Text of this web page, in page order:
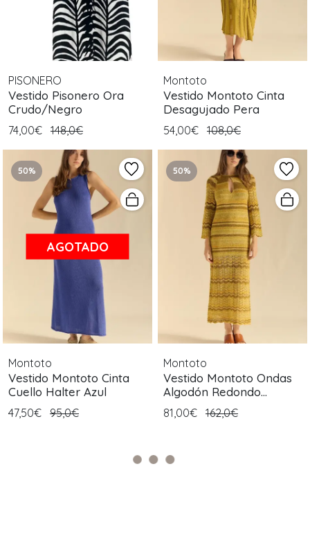
PISONERO
Vestido Pisonero Ora
Crudo/Negro
74,00€ 148,0€
Montoto
Vestido Montoto Cinta
Desagujado Pera
54,00€ 108,0€
50%
AGOTADO
Montoto
Vestido Montoto Cinta
Cuello Halter Azul
47,50€ 95,0€
50%
Montoto
Vestido Montoto Ondas
Algodón Redondo
Estampado
81,00€ 162,0€